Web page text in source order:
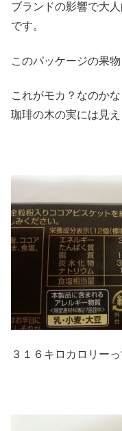
ブランドの影響で大
です。
このパッケージの果物
これがモカ？なのかな
珈琲の木の実には見え
３１６キロカロリー